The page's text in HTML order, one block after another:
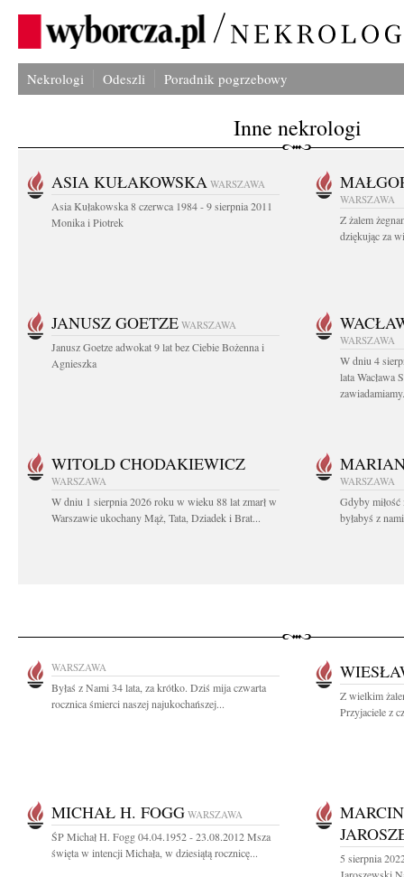
Nekrologi Odeszli Poradnik pogrzebowy
Inne nekrologi
ASIA KUŁAKOWSKA WARSZAWA
Asia Kułakowska 8 czerwca 1984 - 9 sierpnia 2011
Monika i Piotrek
WARSZAWA
Z żalem
dziękując za
JANUSZ GOETZE WARSZAWA
Janusz Goetze adwokat 9 lat bez Ciebie Bożenna i
Agnieszka
WARSZAWA
W dniu 4
lata Wacława
WITOLD CHODAKIEWICZ
WARSZAWA
W dniu 1 sierpnia 2026 roku w wieku 88 lat zmarł w
Warszawie ukochany Mąż, Tata, Dziadek i Brat...
WARSZAWA
Gdyby miłość
byłabyś z
WARSZAWA
Byłaś z Nami 34 lata, za krótko. Dziś mija czwarta
rocznica śmierci naszej najukochańszej...
Z wielkim
Przyjaciele z
MICHAŁ H. FOGG WARSZAWA
ŚP Michał H. Fogg 04.04.1952 - 23.08.2012 Msza
święta w intencji Michała, w dziesiątą rocznicę...
5 sierpnia